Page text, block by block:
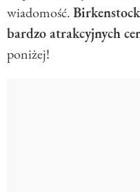
wiadomość.
bardzo atrakcyjnych
poniżej!